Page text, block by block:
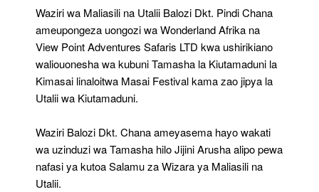
La
Kitamaduni
La
Kimasai
Waziri wa Maliasili na Utalii Balozi Dkt. Pindi Chana
ameupongeza uongozi wa Wonderland Afrika na
View Point Adventures Safaris LTD kwa ushirikiano
waliouonesha wa kubuni Tamasha la Kiutamaduni la
Kimasai linaloitwa Masai Festival kama zao jipya la
Utalii wa Kiutamaduni.
Waziri Balozi Dkt. Chana ameyasema hayo wakati
wa uzinduzi wa Tamasha hilo Jijini Arusha alipo pewa
nafasi ya kutoa Salamu za Wizara ya Maliasili na
Utalii.